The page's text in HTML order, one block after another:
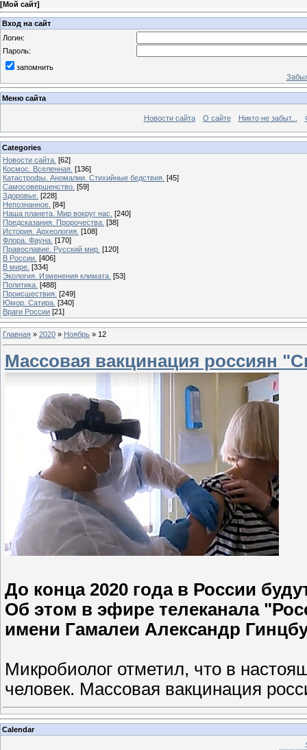
[Мой сайт]
Вход на сайт
Логин:
Пароль:
запомнить
Меню сайта
Новости сайта О сайте Никто не забыт...
Categories
Новости сайта. [62]
Космос. Вселенная. [136]
Катастрофы. Аномалии. Стихийные бедствия. [45]
Самосовершенство. [59]
Здоровье. [228]
Непознанное. [84]
Наша планета. Мир вокруг нас. [240]
Предсказания. Пророчества. [38]
История. Археология. [108]
Флора. Фауна. [170]
Православие. Русский мир. [120]
В России. [406]
В мире. [334]
Экология. Изменения климата. [53]
Политика. [488]
Происшествия. [249]
Юмор. Сатира. [340]
Враги России [21]
Главная » 2020 » Ноябрь » 12
Массовая вакцинация россиян
До конца 2020 года в России
Об этом в эфире телеканала
имени Гамалеи Александр
Микробиолог отметил, что в
человек. Массовая вакцинация
Calendar